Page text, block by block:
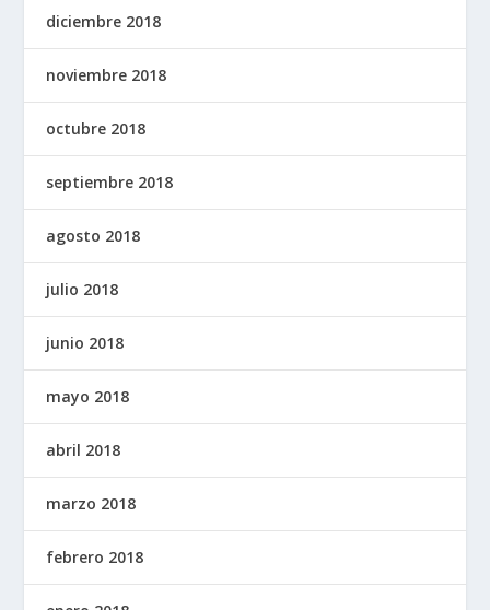
diciembre 2018
noviembre 2018
octubre 2018
septiembre 2018
agosto 2018
julio 2018
junio 2018
mayo 2018
abril 2018
marzo 2018
febrero 2018